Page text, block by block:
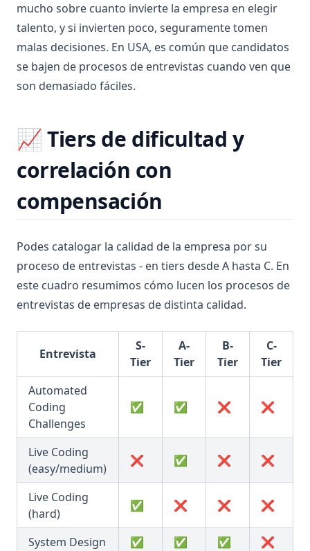
mucho sobre cuanto invierte la empresa en elegir
talento, y si invierten poco, seguramente tomen
malas decisiones. En USA, es común que candidatos
se bajen de procesos de entrevistas cuando ven que
son demasiado fáciles.
📈 Tiers de dificultad y
correlación con
compensación
Podes catalogar la calidad de la empresa por su
proceso de entrevistas - en tiers desde A hasta C. En
este cuadro resumimos cómo lucen los procesos de
entrevistas de empresas de distinta calidad.
Entrevista
S-
Tier
A-
Tier
B-
Tier
C-
Tier
Automated
Coding
Challenges
✅ ✅ ❌ ❌
Live Coding
(easy/medium)
❌ ✅ ❌ ❌
Live Coding
(hard)
✅ ❌ ❌ ❌
System Design ✅ ✅ ✅
❌